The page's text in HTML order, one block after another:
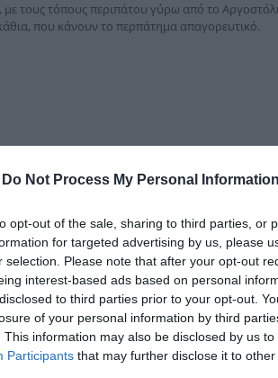
Do Not Process My Personal Information
opt-out of the sale, sharing to third parties, or
for targeted advertising by us, please
selection. Please note that after your opt-out
interest-based ads based on personal
to third parties prior to your opt-out.
of your personal information by third
This information may also be disclosed by us
Participants that may further disclose it to other
με τους τόπους περιπάτου γύρω από το
που κάνουν το περπάτημα απαγορευτικό.
και σκοτεινός, γεμάτος με κάθε λογής
του Αργοστολίου σβηστές, με τη μόνιμη
λάμπες να βάλουμε»…